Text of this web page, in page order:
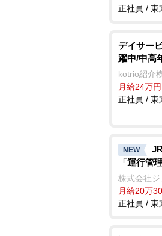
正社員 / 東
デイサー
躍中/中高
kotrio紹介
月給24万
正社員 / 東
NEW
「運行管
株式会社
月給20万
正社員 / 東